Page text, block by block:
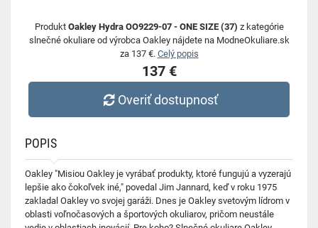
Produkt Oakley Hydra OO9229-07 - ONE SIZE (37) z kategórie
slnečné okuliare od výrobca Oakley nájdete na ModneOkuliare.sk
za 137 €. Celý popis
137 €
Overiť dostupnosť
POPIS
Oakley "Misiou Oakley je vyrábať produkty, ktoré fungujú a vyzerajú
lepšie ako čokoľvek iné," povedal Jim Jannard, keď v roku 1975
zakladal Oakley vo svojej garáži. Dnes je Oakley svetovým lídrom v
oblasti voľnočasových a športových okuliarov, pričom neustále